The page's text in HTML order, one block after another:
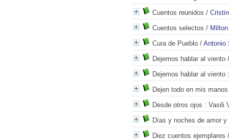
Cuentos reunidos /
Cuentos selectos /
Cura de Pueblo / Antonio
Dejemos hablar al viento
Dejemos hablar al viento
Dejen todo en mis manos
Desde otros ojos : Vasili
Días y noches de amor y
Diez cuentos ejemplares